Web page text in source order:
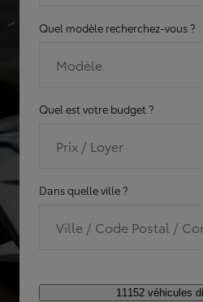
Quel modèle recherchez-vous ?
Modèle
Quel est votre budget ?
Prix / Loyer
Dans quelle ville ?
Ville / Code Postal /
11152 véhicules